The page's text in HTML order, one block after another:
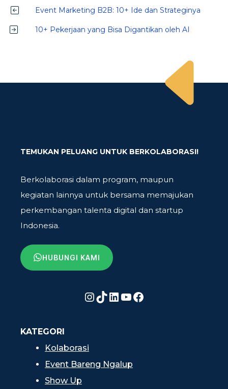
Event Marketing B2B: 10+ Ide dan Strateginya
10+ Pekerjaan yang Bisa Digantikan oleh AI
TEMUKAN PELUANG UNTUK BERKOLABORASI!
Berkolaborasi dalam program, maupun
kegiatan lainnya untuk bersama memajukan
perkembangan talenta digital dan startup
Indonesia.
HUBUNGI KAMI
Instagram
TikTok
LinkedIn
YouTube
Facebook
KATEGORI
Kolaborasi
Event Bareng Ngalup
Show Up